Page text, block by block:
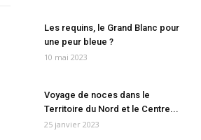
Les requins, le Grand Blanc pour
une peur bleue ?
10 mai 2023
Voyage de noces dans le
Territoire du Nord et le Centre...
25 janvier 2023